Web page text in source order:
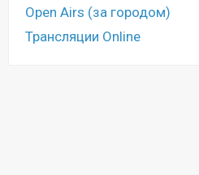
Open Airs (за городом)
Трансляции Online